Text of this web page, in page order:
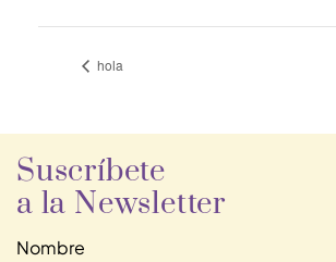
hola
Suscríbete
a la Newsletter